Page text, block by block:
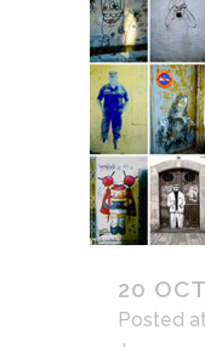
20 OCT
Posted